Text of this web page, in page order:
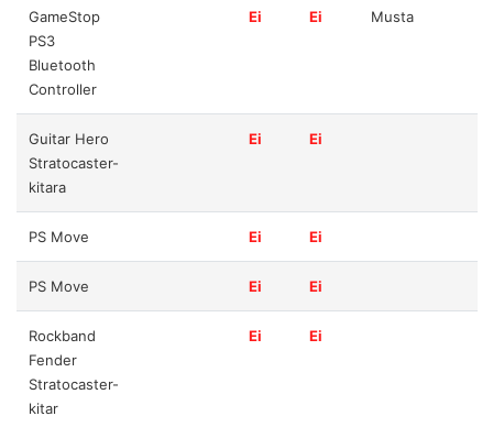
GameStop
PS3
Bluetooth
Controller
Ei Ei Musta
Guitar Hero
Stratocaster-
kitara
Ei Ei
PS Move Ei Ei
PS Move Ei Ei
Rockband
Fender
Stratocaster-
kitar
Ei Ei